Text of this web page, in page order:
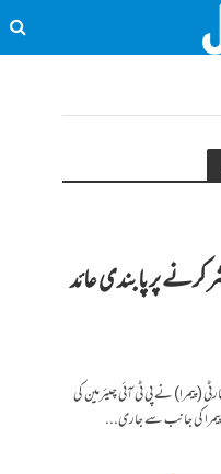
کرنے پر پابندی عائد
(پیمرا) نے پی ٹی آئی چیئرمین کی
پیمرا کی جانب سے جاری...